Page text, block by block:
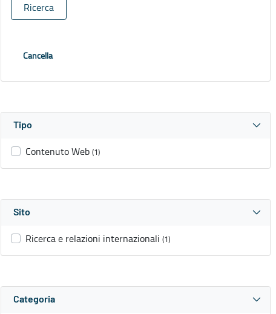
Ricerca
Cancella
Tipo
Contenuto Web (1)
Sito
Ricerca e relazioni internazionali (1)
Categoria